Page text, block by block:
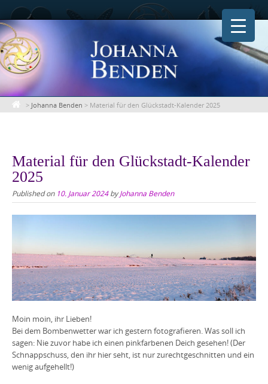
Skip
to
content
> Johanna Benden > Material für den Glückstadt-Kalender 2025
Material für den Glückstadt-Kalender
2025
Published on 10. Januar 2024byJohanna Benden
Moin moin, ihr Lieben!
Bei dem Bombenwetter war ich gestern fotografieren. Was soll ich
sagen: Nie zuvor habe ich einen pinkfarbenen Deich gesehen! (Der
Schnappschuss, den ihr hier seht, ist nur zurechtgeschnitten und ein
wenig aufgehellt!)